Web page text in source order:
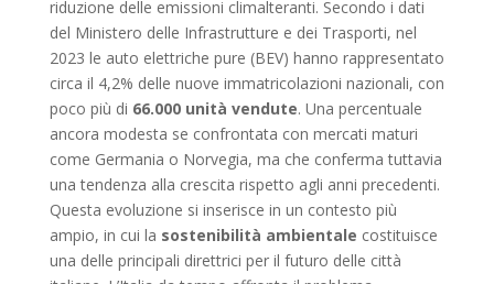
riduzione delle emissioni climalteranti. Secondo i dati
del Ministero delle Infrastrutture e dei Trasporti, nel
2023 le auto elettriche pure (BEV) hanno rappresentato
circa il 4,2% delle nuove immatricolazioni nazionali, con
poco più di 66.000 unità vendute. Una percentuale
ancora modesta se confrontata con mercati maturi
come Germania o Norvegia, ma che conferma tuttavia
una tendenza alla crescita rispetto agli anni precedenti.
Questa evoluzione si inserisce in un contesto più
ampio, in cui la sostenibilità ambientale costituisce
una delle principali direttrici per il futuro delle città